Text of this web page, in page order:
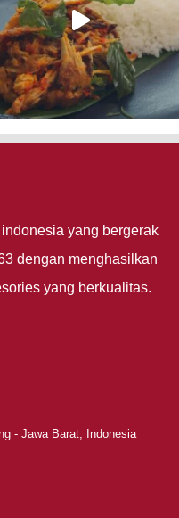
yang bergerak
dengan menghasilkan
yang berkualitas.
- Jawa Barat, Indonesia